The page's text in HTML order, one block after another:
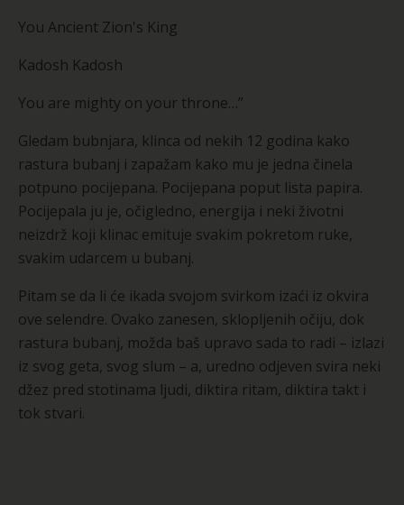
You Ancient Zion's King
Kadosh Kadosh
You are mighty on your throne…”
Gledam bubnjara, klinca od nekih 12 godina kako
rastura bubanj i zapažam kako mu je jedna činela
potpuno pocijepana. Pocijepana poput lista papira.
Pocijepala ju je, očigledno, energija i neki životni
neizdrž koji klinac emituje svakim pokretom ruke,
svakim udarcem u bubanj.
Pitam se da li će ikada svojom svirkom izaći iz okvira
ove selendre. Ovako zanesen, sklopljenih očiju, dok
rastura bubanj, možda baš upravo sada to radi – izlazi
iz svog geta, svog slum – a, uredno odjeven svira neki
džez pred stotinama ljudi, diktira ritam, diktira takt i
tok stvari.